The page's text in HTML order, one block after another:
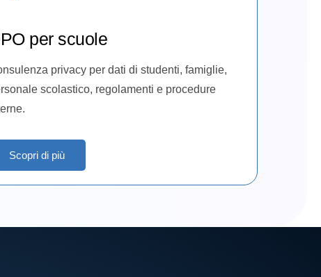
per scuole
privacy per dati di studenti, famiglie,
scolastico, regolamenti e procedure
Scopri di più